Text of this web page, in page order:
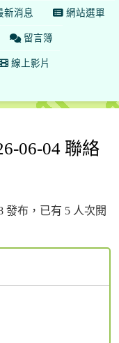
新消息 網站選單
留言簿
線上影片
06-04 聯絡
發布，已有 5 人次閱